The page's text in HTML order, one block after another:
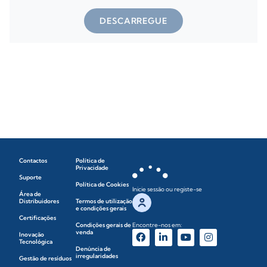
DESCARREGUE
Contactos
Suporte
Área de
Distribuidores
Certificações
Inovação
Tecnológica
Gestão de resíduos
Política de
Privacidade
Política de Cookies
Termos de utilização
e condições gerais
Condições gerais de
venda
Denúncia de
irregularidades
Inicie sessão ou registe-se
Encontre-nos em: